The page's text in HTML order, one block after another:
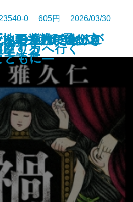
フリカへ行く
ク
頭力」がいっき
読書
ふたたび─飛び立
0 605円 2026/03/30
の達人に会いに
にする
い2―謎解きはジ
ともに―
でくれてありが